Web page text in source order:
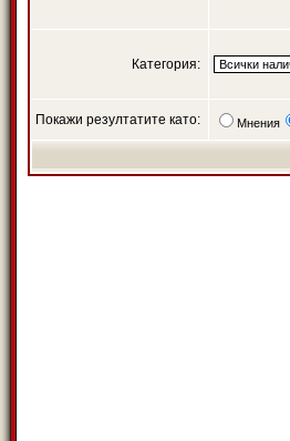
Категория:
Покажи резултатите като: Мнения